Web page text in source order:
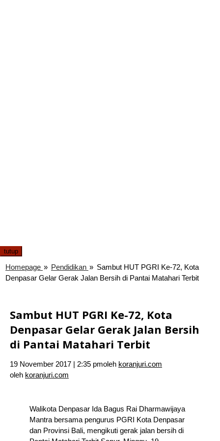
tutup
Homepage » Pendidikan » Sambut HUT PGRI Ke-72, Kota
Denpasar Gelar Gerak Jalan Bersih di Pantai Matahari Terbit
Sambut HUT PGRI Ke-72, Kota
Denpasar Gelar Gerak Jalan Bersih
di Pantai Matahari Terbit
19 November 2017 | 2:35 pmoleh koranjuri.com
oleh koranjuri.com
Walikota Denpasar Ida Bagus Rai Dharmawijaya
Mantra bersama pengurus PGRI Kota Denpasar
dan Provinsi Bali, mengikuti gerak jalan bersih di